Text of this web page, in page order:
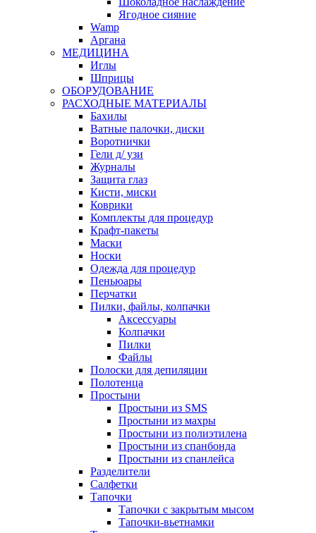
Ягодное сияние
Wamp
Аргана
МЕДИЦИНА
Иглы
Шприцы
ОБОРУДОВАНИЕ
РАСХОДНЫЕ МАТЕРИАЛЫ
Бахилы
Ватные палочки, диски
Воротнички
Гели д/ узи
Журналы
Защита глаз
Кисти, миски
Коврики
Комплекты для процедур
Крафт-пакеты
Маски
Носки
Одежда для процедур
Пеньюары
Перчатки
Пилки, файлы, колпачки
Аксессуары
Колпачки
Пилки
Файлы
Полоски для депиляции
Полотенца
Простыни
Простыни из SMS
Простыни из махры
Простыни из полиэтилена
Простыни из спанбонда
Простыни из спанлейса
Разделители
Салфетки
Тапочки
Тапочки с закрытым мысом
Тапочки-вьетнамки